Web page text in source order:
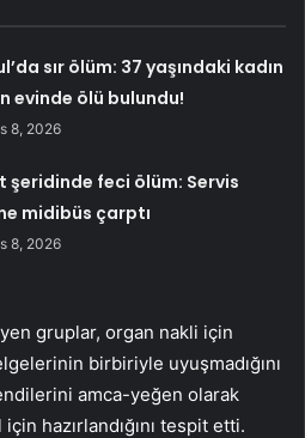
sır ölüm: 37 yaşındaki kadın
evinde ölü bulundu!
8, 2026
şeridinde feci ölüm: Servis
midibüs çarptı
8, 2026
gruplar, organ nakli için
birbiriyle uyuşmadığını
amca-yeğen olarak
hazırlandığını tespit etti.